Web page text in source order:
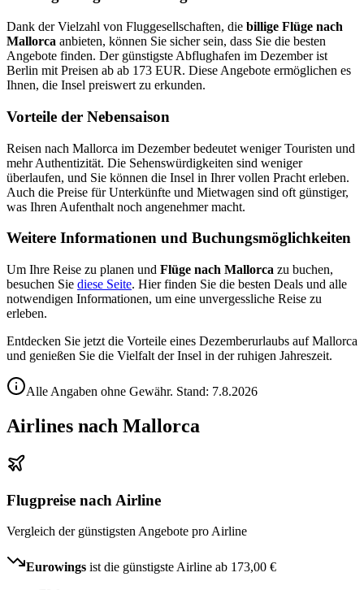
Dank der Vielzahl von Fluggesellschaften, die billige Flüge nach
Mallorca anbieten, können Sie sicher sein, dass Sie die besten
Angebote finden. Der günstigste Abflughafen im Dezember ist
Berlin mit Preisen ab ab 173 EUR. Diese Angebote ermöglichen es
Ihnen, die Insel preiswert zu erkunden.
Vorteile der Nebensaison
Reisen nach Mallorca im Dezember bedeutet weniger Touristen und
mehr Authentizität. Die Sehenswürdigkeiten sind weniger
überlaufen, und Sie können die Insel in Ihrer vollen Pracht erleben.
Auch die Preise für Unterkünfte und Mietwagen sind oft günstiger,
was Ihren Aufenthalt noch angenehmer macht.
Weitere Informationen und Buchungsmöglichkeiten
Um Ihre Reise zu planen und Flüge nach Mallorca zu buchen,
besuchen Sie diese Seite. Hier finden Sie die besten Deals und alle
notwendigen Informationen, um eine unvergessliche Reise zu
erleben.
Entdecken Sie jetzt die Vorteile eines Dezemberurlaubs auf Mallorca
und genießen Sie die Vielfalt der Insel in der ruhigen Jahreszeit.
Alle Angaben ohne Gewähr. Stand: 7.8.2026
Airlines nach Mallorca
Flugpreise nach Airline
Vergleich der günstigsten Angebote pro Airline
Eurowings ist die günstigste Airline ab 173,00 €